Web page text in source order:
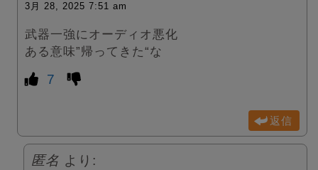
3月 28, 2025 7:51 am
武器一強にオーディオ悪化
ある意味”帰ってきた“な
7
返信
匿名 より: